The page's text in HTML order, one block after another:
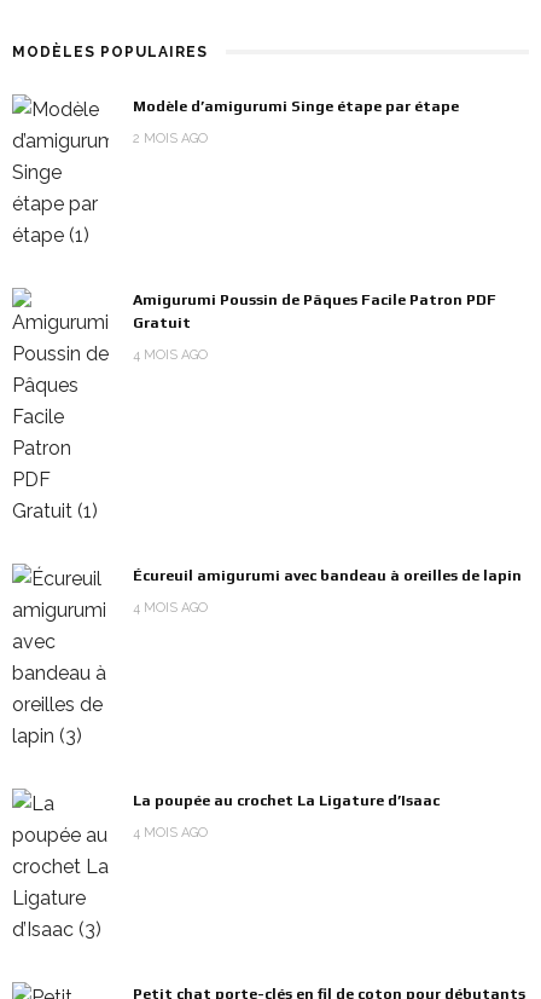
MODÈLES POPULAIRES
Modèle d’amigurumi Singe étape par étape
2 MOIS AGO
Amigurumi Poussin de Pâques Facile Patron PDF
Gratuit
4 MOIS AGO
Écureuil amigurumi avec bandeau à oreilles de lapin
4 MOIS AGO
La poupée au crochet La Ligature d’Isaac
4 MOIS AGO
Petit chat porte-clés en fil de coton pour débutants